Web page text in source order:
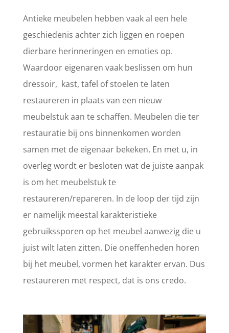
Antieke meubelen hebben vaak al een hele
geschiedenis achter zich liggen en roepen
dierbare herinneringen en emoties op.
Waardoor eigenaren vaak beslissen om hun
dressoir, kast, tafel of stoelen te laten
restaureren in plaats van een nieuw
meubelstuk aan te schaffen. Meubelen die ter
restauratie bij ons binnenkomen worden
samen met de eigenaar bekeken. En met u, in
overleg wordt er besloten wat de juiste aanpak
is om het meubelstuk te
restaureren/repareren. In de loop der tijd zijn
er namelijk meestal karakteristieke
gebruikssporen op het meubel aanwezig die u
juist wilt laten zitten. Die oneffenheden horen
bij het meubel, vormen het karakter ervan. Dus
restaureren met respect, dat is ons credo.